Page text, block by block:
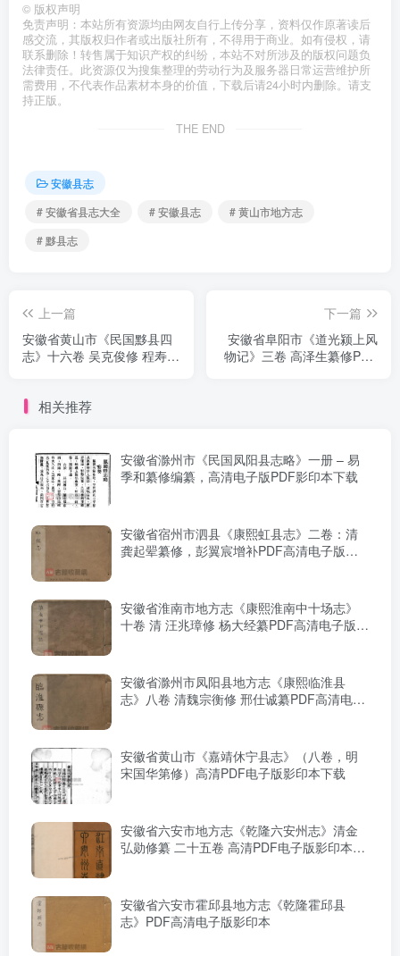
© 版权声明
免责声明：本站所有资源均由网友自行上传分享，资料仅作原著读后
感交流，其版权归作者或出版社所有，不得用于商业。如有侵权，请
联系删除！转售属于知识产权的纠纷，本站不对所涉及的版权问题负
法律责任。此资源仅为搜集整理的劳动行为及服务器日常运营维护所
需费用，不代表作品素材本身的价值，下载后请24小时内删除。请支
持正版。
THE END
安徽县志
# 安徽省县志大全
# 安徽县志
# 黄山市地方志
# 黟县志
上一篇
安徽省黄山市《民国黟县四
志》十六卷 吴克俊修 程寿保
下一篇
安徽省阜阳市《道光颍上风
物记》三卷 高泽生纂修PDF
相关推荐
安徽省滁州市《民国凤阳县志略》一册 – 易
季和纂修编纂，高清电子版PDF影印本下载
安徽省宿州市泗县《康熙虹县志》二卷：清
龚起翚纂修，彭翼宸增补PDF高清电子版影
安徽省淮南市地方志《康熙淮南中十场志》
十卷 清 汪兆璋修 杨大经纂PDF高清电子版下
安徽省滁州市凤阳县地方志《康熙临淮县
志》八卷 清魏宗衡修 邢仕诚纂PDF高清电子
安徽省黄山市《嘉靖休宁县志》（八卷，明
宋国华第修）高清PDF电子版影印本下载
安徽省六安市地方志《乾隆六安州志》清金
弘勋修纂 二十五卷 高清PDF电子版影印本下
安徽省六安市霍邱县地方志《乾隆霍邱县
志》PDF高清电子版影印本